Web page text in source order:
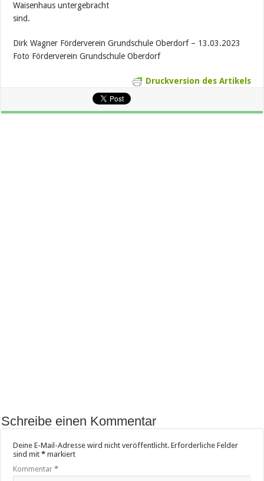
Waisenhaus untergebracht
sind.
Dirk Wagner Förderverein Grundschule Oberdorf – 13.03.2023
Foto Förderverein Grundschule Oberdorf
Druckversion des Artikels
Schreibe einen Kommentar
Deine E-Mail-Adresse wird nicht veröffentlicht. Erforderliche Felder
sind mit* markiert
Kommentar*